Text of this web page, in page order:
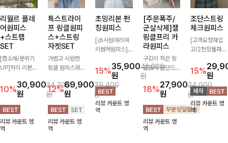
리월르 플레
어원피스
+스트랩
SET
[캡소매/분위기
UP]허리 리본
구성되어 여성스
럽고 우아한 실
루엣을 완성해주
는 원피스- 자연
스럽게 퍼지는
플레어 라인과
10%30,900
원
34,300
원
리뷰 카운트 영
역
특스트라이
프 링클원피
스+스트링
자켓SET
가볍고 시원한
링클 원피스와
세트로 구성되어
코디 고민 없이
완성도 높은 스
타일링을 연출해
주는 아이템 🤍
따로 또 같이 활
12%69,900
원
79,400
원
리뷰 카운트 영
역
초밍리본 펀
칭원피스
[🧊시원여리여
리썸머원피스]
테일과 리본 포
인트가 어우러져
사랑스러운 무드
를 더한 원피스
🤍 여리하게 퍼
지는 실루엣으로
15%35,900
원
42,200
원
리뷰 카운트 영
역
[주문폭주/
군살삭제]젤
링클프리 카
라원피스
구김이 적은 링
클프리 원단으로
항상 깔끔하게
착용 가능하며
일자로 떨어지는
넉넉한 핏으로
군살을 완벽히
커버해주는 원피
스에요🖤
18%27,900
원
34,000
원
리뷰 카운트 영
역
조단스트링
체크원피스
[고객요청재입
고/2천장돌파
용해줘도 스타일
리시해 보이는
휘뚜루 마뚜루
아이템 ~ ! 인생
샷 건질 수 있는
세련된 무드의
15%원
리뷰 카운트 영
역